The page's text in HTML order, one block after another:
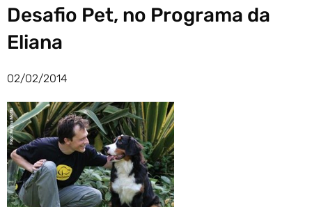
Desafio Pet, no Programa da
Eliana
02/02/2014